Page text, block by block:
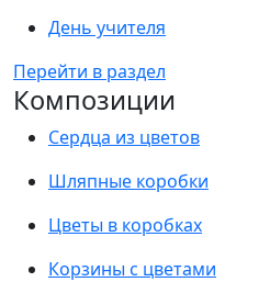
День учителя
Перейти в раздел
Композиции
Сердца из цветов
Шляпные коробки
Цветы в коробках
Корзины с цветами